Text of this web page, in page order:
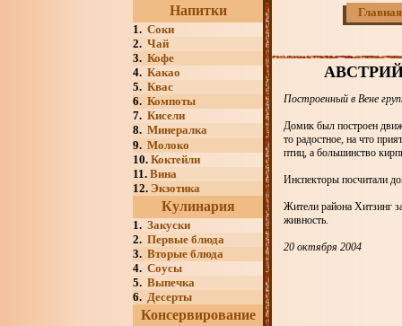
Напитки
1. Соки
2. Чай
3. Кофе
4. Какао
5. Квас
6. Компоты
7. Кисели
8. Минералка
9. Молоко
10. Коктейли
11. Вина
12. Экзотика
Кулинария
1. Закуски
2. Первые блюда
3. Вторые блюда
4. Соусы
5. Выпечка
6. Десерты
Консервирование
Главная
Построенный в Вене
Домик был построен
то радостное, на что
птиц, а большинство
Инспекторы посчитали
Жители района Хитзинг
живность.
20 октября 2004